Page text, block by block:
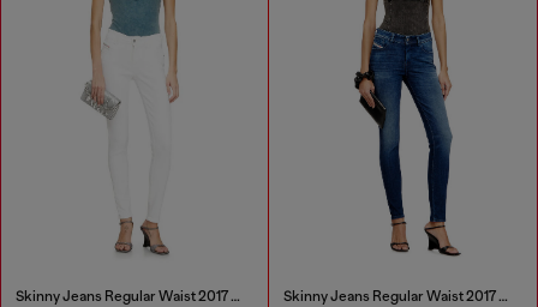
Skinny Jeans Regular Waist 2017 Slandy Skinny Jeans Regular Waist 2017 Slandy